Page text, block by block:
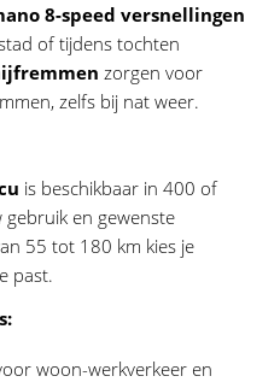
8-speed versnellingen
of tijdens tochten
zorgen voor
zelfs bij nat weer.
is beschikbaar in 400 of
gebruik en gewenste
55 tot 180 km kies je
past.
woon-werkverkeer en